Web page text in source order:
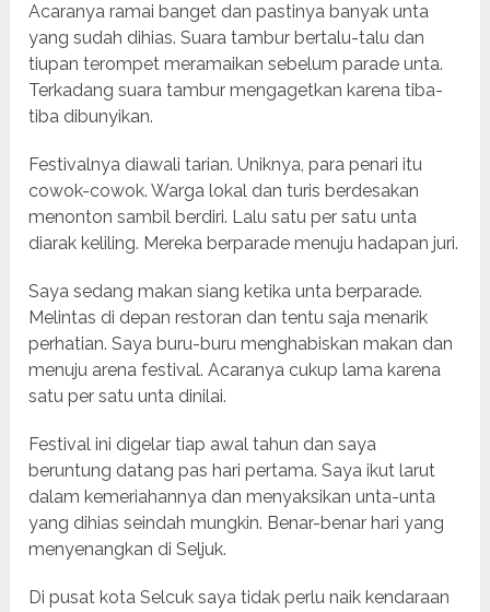
Acaranya ramai banget dan pastinya banyak unta
yang sudah dihias. Suara tambur bertalu-talu dan
tiupan terompet meramaikan sebelum parade unta.
Terkadang suara tambur mengagetkan karena tiba-
tiba dibunyikan.
Festivalnya diawali tarian. Uniknya, para penari itu
cowok-cowok. Warga lokal dan turis berdesakan
menonton sambil berdiri. Lalu satu per satu unta
diarak keliling. Mereka berparade menuju hadapan juri.
Saya sedang makan siang ketika unta berparade.
Melintas di depan restoran dan tentu saja menarik
perhatian. Saya buru-buru menghabiskan makan dan
menuju arena festival. Acaranya cukup lama karena
satu per satu unta dinilai.
Festival ini digelar tiap awal tahun dan saya
beruntung datang pas hari pertama. Saya ikut larut
dalam kemeriahannya dan menyaksikan unta-unta
yang dihias seindah mungkin. Benar-benar hari yang
menyenangkan di Seljuk.
Di pusat kota Selcuk saya tidak perlu naik kendaraan